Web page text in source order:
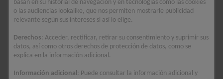
luminosidad con la crema de noche NEOVADIOL
Rose Platinium.
Después de los 65, la piel se vuelve más fina y
más frágil. Como consecuencia, la piel comienza
basan en su historial de navegación y en tecnologías como las cookies
o las audiencias lookalike, que nos permiten mostrarle publicidad
relevante según sus intereses si así lo elige.
Derechos: Acceder, rectificar, retirar su consentimiento y suprimir sus
datos, así como otros derechos de protección de datos, como se
explica en la información adicional.
Información adicional: Puede consultar la información adicional y